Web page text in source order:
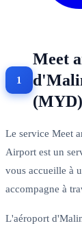
Meet
(MYD)
Le service Meet
Airport est un
vous accueille à
accompagne à
L'aéroport